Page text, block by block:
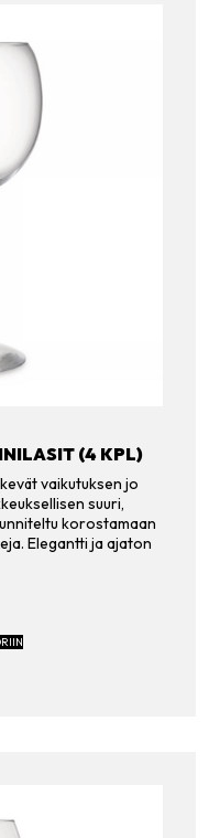
(4 KPL)
vaikutuksen jo
suuri,
korostamaan
Elegantti ja ajaton